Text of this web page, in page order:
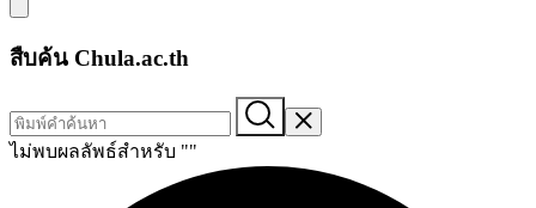
สืบค้น Chula.ac.th
ไม่พบผลลัพธ์สำหรับ ""